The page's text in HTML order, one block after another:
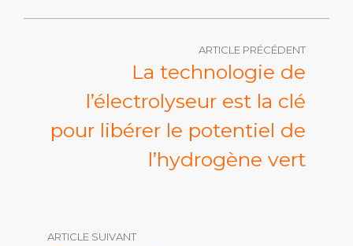
ARTICLE PRÉCÉDENT
La technologie de
l’électrolyseur est la clé
pour libérer le potentiel de
l’hydrogène vert
ARTICLE SUIVANT